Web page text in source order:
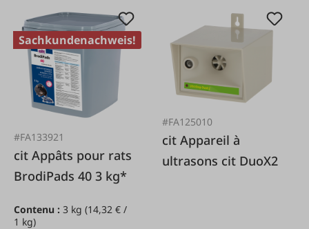
Sachkundenachweis!
#FA133921
cit Appâts pour rats
BrodiPads 40 3 kg*
Contenu : 3 kg (14,32 € /
1 kg)
#FA125010
cit Appareil à
ultrasons cit DuoX2